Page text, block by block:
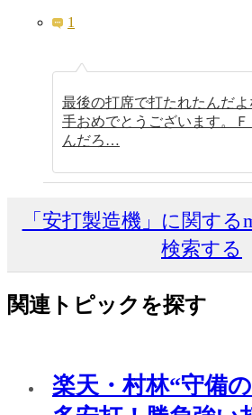
1
最後の打席で打たれたんだ
手おめでとうございます。Ｆ
んだろ…
「安打製造機」に関す
検索する
関連トピックを探す
楽天・村林“守備